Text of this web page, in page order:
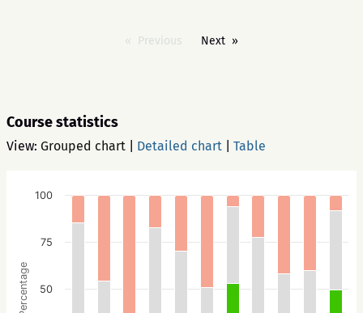
Previous Next
Course statistics
View: Grouped chart Detailed chart Table
Percentage 50
75
100